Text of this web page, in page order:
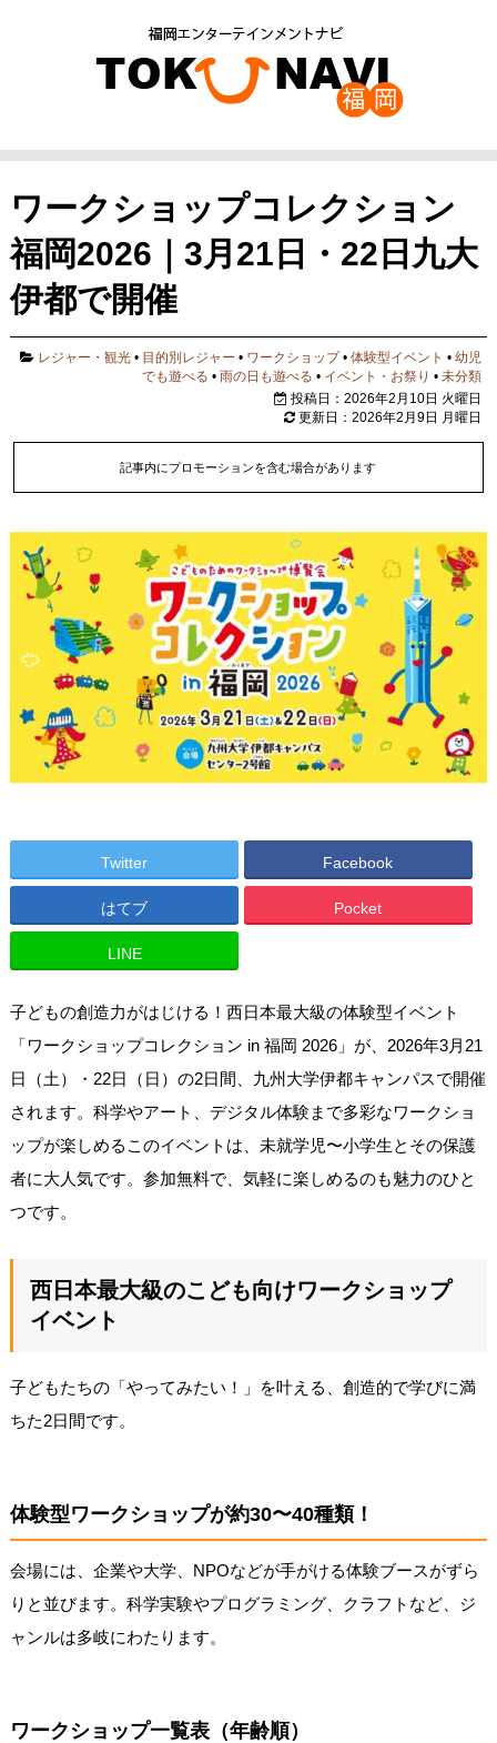
ワークショップコレクション
福岡2026｜3月21日・22日九大
伊都で開催
レジャー・観光 • 目的別レジャー • ワークショップ•体験型イベント •幼児
でも遊べる •雨の日も遊べる • イベント・お祭り •未分類
投稿日：2026年2月10日 火曜日
更新日：2026年2月9日 月曜日
記事内にプロモーションを含む場合があります
Twitter Facebook
はてブ Pocket
LINE
子どもの創造力がはじける！西日本最大級の体験型イベント
「ワークショップコレクション in 福岡 2026」が、2026年3月21
日（土）・22日（日）の2日間、九州大学伊都キャンパスで開催
されます。科学やアート、デジタル体験まで多彩なワークショ
ップが楽しめるこのイベントは、未就学児〜小学生とその保護
者に大人気です。参加無料で、気軽に楽しめるのも魅力のひと
つです。
西日本最大級のこども向けワークショップ
イベント
子どもたちの「やってみたい！」を叶える、創造的で学びに満
ちた2日間です。
体験型ワークショップが約30〜40種類！
会場には、企業や大学、NPOなどが手がける体験ブースがずら
りと並びます。科学実験やプログラミング、クラフトなど、ジ
ャンルは多岐にわたります。
ワークショップ一覧表（年齢順）